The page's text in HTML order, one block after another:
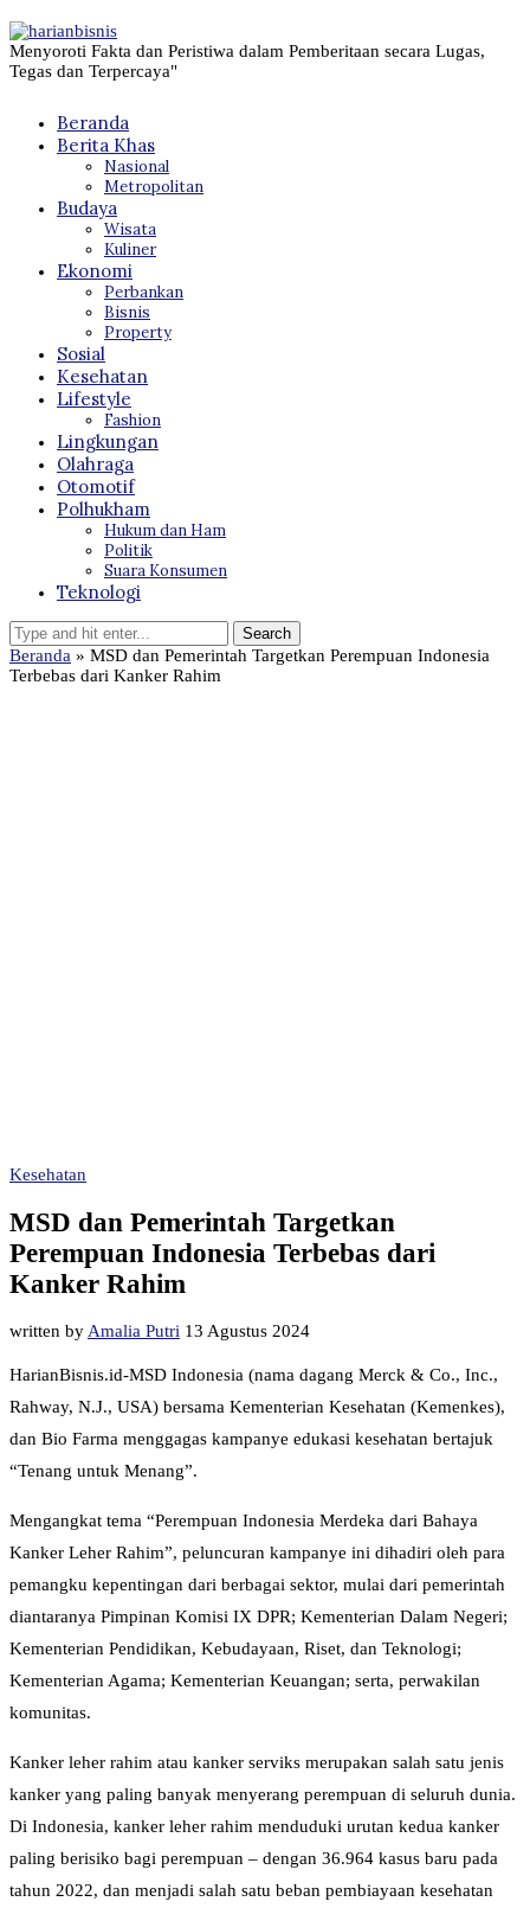
Menyoroti Fakta dan Peristiwa dalam Pemberitaan secara Lugas,
Tegas dan Terpercaya"
Beranda
Berita Khas
Nasional
Metropolitan
Budaya
Wisata
Kuliner
Ekonomi
Perbankan
Bisnis
Property
Sosial
Kesehatan
Lifestyle
Fashion
Lingkungan
Olahraga
Otomotif
Polhukham
Hukum dan Ham
Politik
Suara Konsumen
Teknologi
Beranda » MSD dan Pemerintah Targetkan Perempuan Indonesia
Terbebas dari Kanker Rahim
Kesehatan
MSD dan Pemerintah Targetkan
Perempuan Indonesia Terbebas dari
Kanker Rahim
written byAmalia Putri 13 Agustus 2024
HarianBisnis.id-MSD Indonesia (nama dagang Merck & Co., Inc.,
Rahway, N.J., USA) bersama Kementerian Kesehatan (Kemenkes),
dan Bio Farma menggagas kampanye edukasi kesehatan bertajuk
“Tenang untuk Menang”.
Mengangkat tema “Perempuan Indonesia Merdeka dari Bahaya
Kanker Leher Rahim”, peluncuran kampanye ini dihadiri oleh para
pemangku kepentingan dari berbagai sektor, mulai dari pemerintah
diantaranya Pimpinan Komisi IX DPR; Kementerian Dalam Negeri;
Kementerian Pendidikan, Kebudayaan, Riset, dan Teknologi;
Kementerian Agama; Kementerian Keuangan; serta, perwakilan
komunitas.
Kanker leher rahim atau kanker serviks merupakan salah satu jenis
kanker yang paling banyak menyerang perempuan di seluruh dunia.
Di Indonesia, kanker leher rahim menduduki urutan kedua kanker
paling berisiko bagi perempuan – dengan 36.964 kasus baru pada
tahun 2022, dan menjadi salah satu beban pembiayaan kesehatan